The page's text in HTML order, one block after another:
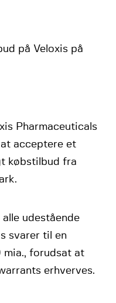
på Veloxis på
Pharmaceuticals
at acceptere et
købstilbud fra
udestående
svarer til en
mia., forudsat at
erhverves.